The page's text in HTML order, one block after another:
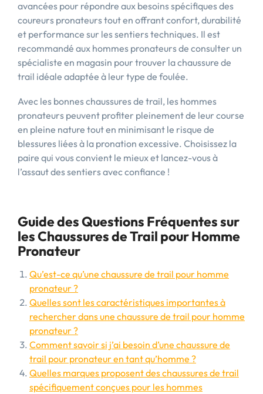
avancées pour répondre aux besoins spécifiques des
coureurs pronateurs tout en offrant confort, durabilité
et performance sur les sentiers techniques. Il est
recommandé aux hommes pronateurs de consulter un
spécialiste en magasin pour trouver la chaussure de
trail idéale adaptée à leur type de foulée.
Avec les bonnes chaussures de trail, les hommes
pronateurs peuvent profiter pleinement de leur course
en pleine nature tout en minimisant le risque de
blessures liées à la pronation excessive. Choisissez la
paire qui vous convient le mieux et lancez-vous à
l’assaut des sentiers avec confiance !
Guide des Questions Fréquentes sur
les Chaussures de Trail pour Homme
Pronateur
Qu’est-ce qu’une chaussure de trail pour homme
pronateur ?
Quelles sont les caractéristiques importantes à
rechercher dans une chaussure de trail pour homme
pronateur ?
Comment savoir si j’ai besoin d’une chaussure de
trail pour pronateur en tant qu’homme ?
Quelles marques proposent des chaussures de trail
spécifiquement conçues pour les hommes